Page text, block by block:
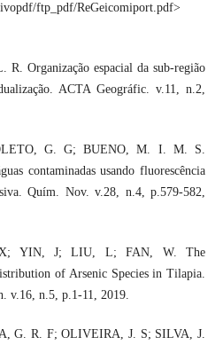
ftp_pdf/ReGeicomiport.pdf>
Organização espacial da sub-região
ACTA Geográfic. v.11, n.2,
G. G; BUENO, M. I. M. S.
contaminadas usando fluorescência
Quím. Nov. v.28, n.4, p.579-582,
YIN, J; LIU, L; FAN, W. The
of Arsenic Species in Tilapia.
v.16, n.5, p.1-11, 2019.
G. R. F; OLIVEIRA, J. S; SILVA, J.